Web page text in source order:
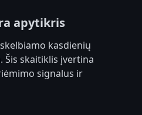
apytikris
kasdienių
Šis skaitiklis įvertina
signalus ir